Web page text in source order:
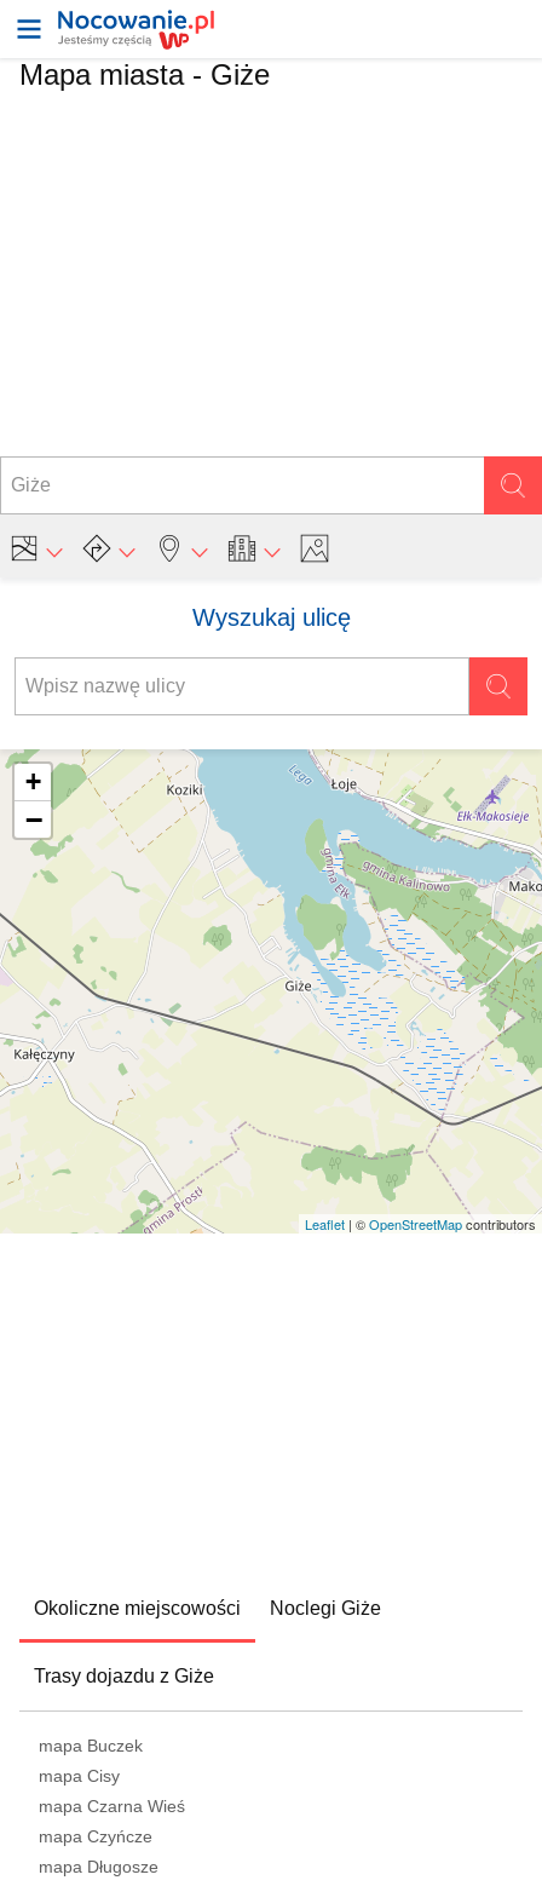
Mapa miasta - Giże
Wyszukaj ulicę
+
−
Leaflet | ©OpenStreetMapcontributors
Okoliczne miejscowości Noclegi Giże
Trasy dojazdu z Giże
mapa Buczek
mapa Cisy
mapa Czarna Wieś
mapa Czyńcze
mapa Długosze